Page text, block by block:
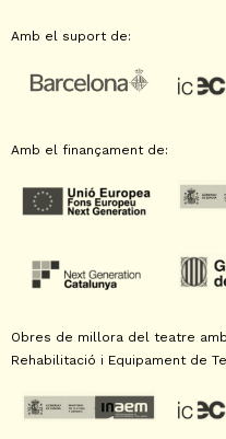
Amb el suport de:
Amb el finançament de:
Obres de millora del teatre
Rehabilitació i Equipament de